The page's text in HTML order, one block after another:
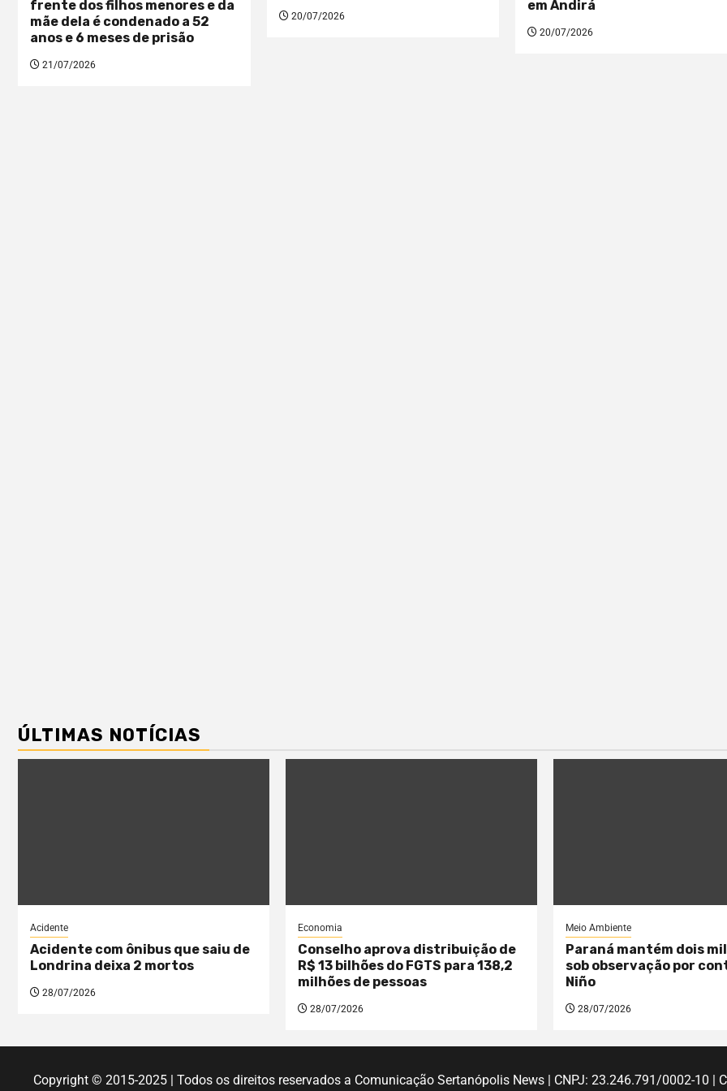
frente dos filhos menores e da
mãe dela é condenado a 52
anos e 6 meses de prisão
21/07/2026
20/07/2026
em Andirá
20/07/2026
ÚLTIMAS NOTÍCIAS
Acidente
Acidente com ônibus que saiu de
Londrina deixa 2 mortos
28/07/2026
Economia
Conselho aprova distribuição de
R$ 13 bilhões do FGTS para 138,2
milhões de pessoas
28/07/2026
Meio Ambiente
Paraná mantém dois
sob observação por
Niño
28/07/2026
Copyright © 2015-2025 | Todos os direitos reservados a Comunicação Sertanópolis News | CNPJ: 23.246.791/0002-10